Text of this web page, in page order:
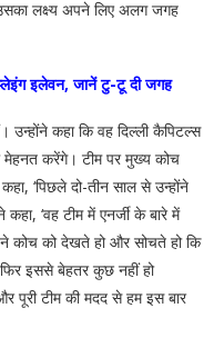
लक्ष्य अपने लिए अलग जगह
इलेवन, जानें टु-टू दी जगह
कहा कि वह दिल्ली कैपिटल्स
मेहनत करेंगे। टीम पर मुख्य कोच
‘पिछले दो-तीन साल से उन्होंने
कहा, ‘वह टीम में एनर्जी के बारे में
को देखते हो और सोचते हो कि
इससे बेहतर कुछ नहीं हो
पूरी टीम की मदद से हम इस बार